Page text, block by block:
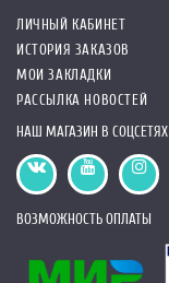
ЛИЧНЫЙ КАБИНЕТ
ИСТОРИЯ ЗАКАЗОВ
МОИ ЗАКЛАДКИ
РАССЫЛКА НОВОСТЕЙ
НАШ МАГАЗИН В СОЦСЕТЯХ
ВОЗМОЖНОСТЬ ОПЛАТЫ